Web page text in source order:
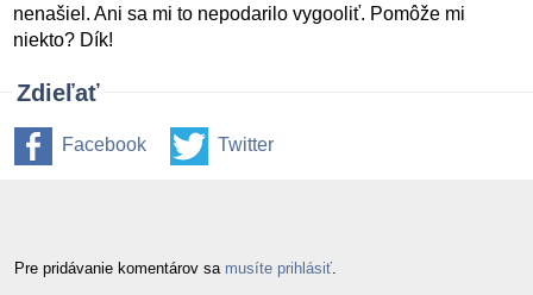
nenašiel. Ani sa mi to nepodarilo vygooliť. Pomôže mi
niekto? Dík!
Zdieľať
Facebook Twitter
Pre pridávanie komentárov sa musíte prihlásiť